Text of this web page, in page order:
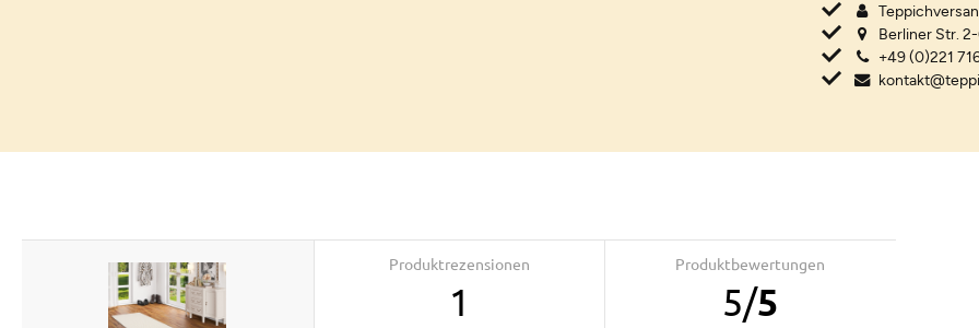
Berliner Str.
+49 (0)221
Produktrezensionen
1
Produktbewertungen
5/5